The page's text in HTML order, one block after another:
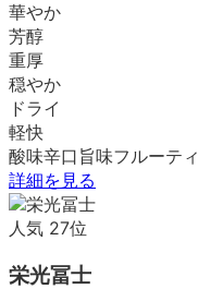
華やか
芳醇
重厚
穏やか
ドライ
軽快
酸味辛口 旨味フルーティ
詳細を見る
人気 27位
栄光冨士